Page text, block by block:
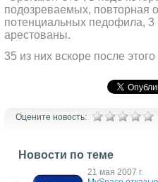
подозреваемых, повторная
потенциальных педофила, 3
арестованы.
35 из них вскоре после
Оцените новость:
Новости по теме
21 мая 2007 г.